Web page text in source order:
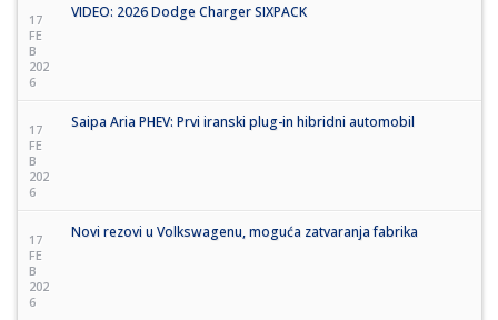
17
FE
B
202
6
VIDEO: 2026 Dodge Charger SIXPACK
17
FE
B
202
6
Saipa Aria PHEV: Prvi iranski plug-in hibridni automobil
17
FE
B
202
6
Novi rezovi u Volkswagenu, moguća zatvaranja fabrika